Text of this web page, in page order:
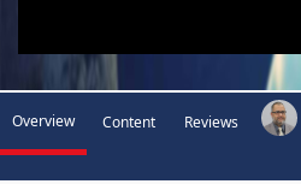
Overview Content Reviews